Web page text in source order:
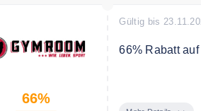
66%
Gültig bis
66% Rabatt